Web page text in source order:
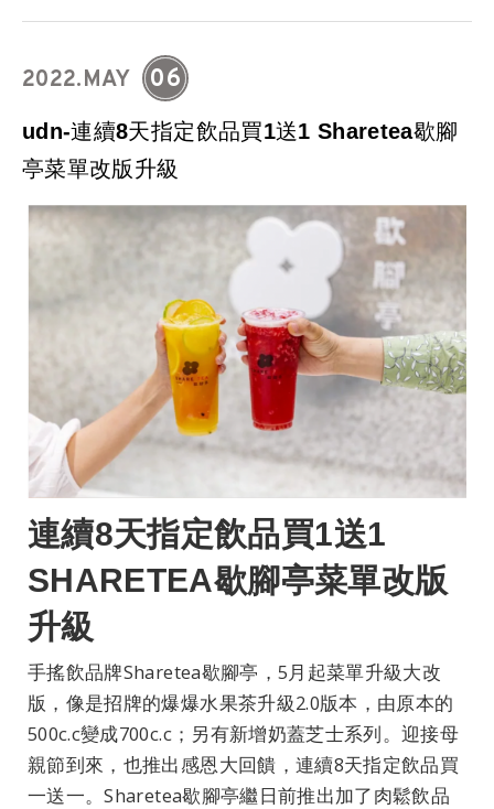
2022.MAY 06
udn-連續8天指定飲品買1送1 Sharetea歇腳
亭菜單改版升級
連續8天指定飲品買1送1
SHARETEA歇腳亭菜單改版
升級
手搖飲品牌Sharetea歇腳亭，5月起菜單升級大改
版，像是招牌的爆爆水果茶升級2.0版本，由原本的
500c.c變成700c.c；另有新增奶蓋芝士系列。迎接母
親節到來，也推出感恩大回饋，連續8天指定飲品買
一送一。Sharetea歇腳亭繼日前推出加了肉鬆飲品